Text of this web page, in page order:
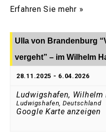
Erfahren Sie mehr »
Ulla von Brandenburg
vergeht” – im Wilhelm
28.11.2025 - 6.04.2026
Ludwigshafen, Wilhelm
Ludwigshafen, Deutschland
Google Karte anzeigen